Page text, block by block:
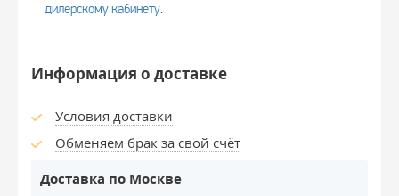
дилерскому кабинету.
Информация о доставке
Условия доставки
Обменяем брак за свой счёт
Доставка по Москве